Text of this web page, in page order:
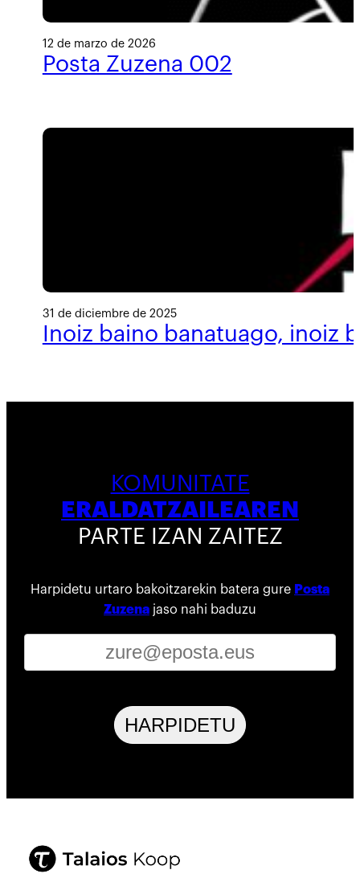
12 de marzo de 2026
Posta Zuzena 002
31 de diciembre de 2025
Inoiz baino banatuago, inoiz
KOMUNITATE
ERALDATZAILEAREN
PARTE IZAN ZAITEZ
Harpidetu urtaro bakoitzarekin batera gure Posta
Zuzena jaso nahi baduzu
HARPIDETU